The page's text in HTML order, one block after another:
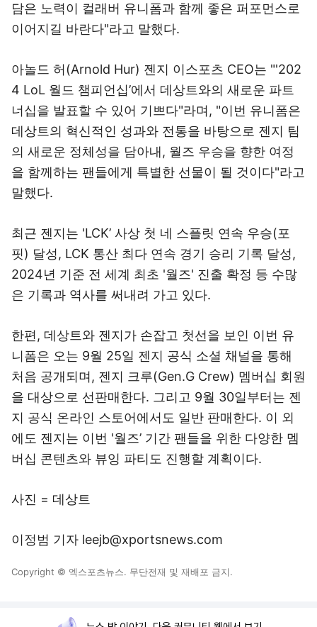
담은 노력이 컬래버 유니폼과 함께 좋은 퍼포먼스로
이어지길 바란다"라고 말했다.
아놀드 허(Arnold Hur) 젠지 이스포츠 CEO는 "'202
4 LoL 월드 챔피언십’에서 데상트와의 새로운 파트
너십을 발표할 수 있어 기쁘다"라며, "이번 유니폼은
데상트의 혁신적인 성과와 전통을 바탕으로 젠지 팀
의 새로운 정체성을 담아내, 월즈 우승을 향한 여정
을 함께하는 팬들에게 특별한 선물이 될 것이다"라고
말했다.
최근 젠지는 'LCK’ 사상 첫 네 스플릿 연속 우승(포
핏) 달성, LCK 통산 최다 연속 경기 승리 기록 달성,
2024년 기준 전 세계 최초 '월즈' 진출 확정 등 수많
은 기록과 역사를 써내려 가고 있다.
한편, 데상트와 젠지가 손잡고 첫선을 보인 이번 유
니폼은 오는 9월 25일 젠지 공식 소셜 채널을 통해
처음 공개되며, 젠지 크루(Gen.G Crew) 멤버십 회원
을 대상으로 선판매한다. 그리고 9월 30일부터는 젠
지 공식 온라인 스토어에서도 일반 판매한다. 이 외
에도 젠지는 이번 '월즈’ 기간 팬들을 위한 다양한 멤
버십 콘텐츠와 뷰잉 파티도 진행할 계획이다.
사진 = 데상트
이정범 기자 leejb@xportsnews.com
Copyright © 엑스포츠뉴스. 무단전재 및 재배포 금지.